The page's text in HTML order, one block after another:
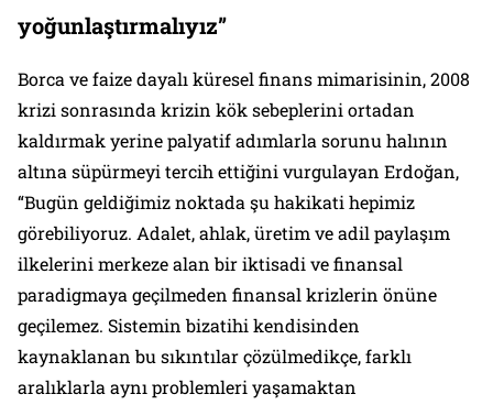
yoğunlaştırmalıyız”
Borca ve faize dayalı küresel finans mimarisinin, 2008
krizi sonrasında krizin kök sebeplerini ortadan
kaldırmak yerine palyatif adımlarla sorunu halının
altına süpürmeyi tercih ettiğini vurgulayan Erdoğan,
“Bugün geldiğimiz noktada şu hakikati hepimiz
görebiliyoruz. Adalet, ahlak, üretim ve adil paylaşım
ilkelerini merkeze alan bir iktisadi ve finansal
paradigmaya geçilmeden finansal krizlerin önüne
geçilemez. Sistemin bizatihi kendisinden
kaynaklanan bu sıkıntılar çözülmedikçe, farklı
aralıklarla aynı problemleri yaşamaktan